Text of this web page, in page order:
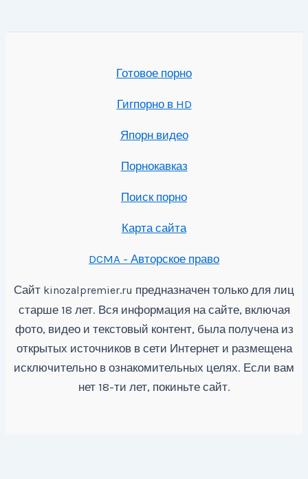
Готовое порно
Гигпорно в HD
Япорн видео
Порнокавказ
Поиск порно
Карта сайта
DCMA - Авторское право
Сайт kinozalpremier.ru предназначен только для лиц
старше 18 лет. Вся информация на сайте, включая
фото, видео и текстовый контент, была получена из
открытых источников в сети Интернет и размещена
исключительно в ознакомительных целях. Если вам
нет 18-ти лет, покиньте сайт.